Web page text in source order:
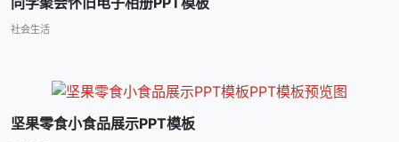
社会生活
坚果零食小食品展示PPT模板